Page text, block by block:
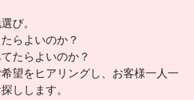
び。
らよいのか？
たらよいのか？
望をヒアリングし、お客様一人一
しします。